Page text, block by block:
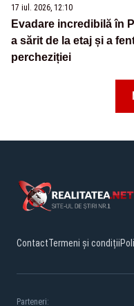
17 iul. 2026, 12:10
Evadare incredibilă în
a sărit de la etaj și a
percheziției
ContactTermeni și condiții
Parteneri: